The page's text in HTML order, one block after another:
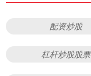
配资炒股
杠杆炒股股票